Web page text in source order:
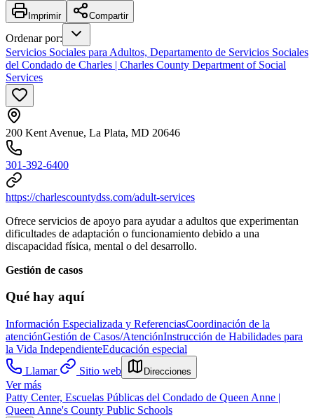
Imprimir Compartir
Ordenar por:
Servicios Sociales para Adultos, Departamento de Servicios Sociales
del Condado de Charles | Charles County Department of Social
Services
200 Kent Avenue, La Plata, MD 20646
301-392-6400
https://charlescountydss.com/adult-services
Ofrece servicios de apoyo para ayudar a adultos que experimentan
dificultades de adaptación o funcionamiento debido a una
discapacidad física, mental o del desarrollo.
Gestión de casos
Qué hay aquí
Información Especializada y ReferenciasCoordinación de la
atenciónGestión de Casos/AtenciónInstrucción de Habilidades para
la Vida IndependienteEducación especial
Llamar
Sitio web Direcciones
Ver más
Patty Center, Escuelas Públicas del Condado de Queen Anne |
Queen Anne's County Public Schools